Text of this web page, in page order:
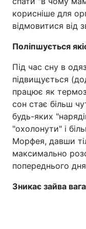
корисніше для
відмовитися від
Поліпшується
Під час сну в
підвищується
працює як
сон стає більш
будь-яких
"охолонути" і
Морфея, давши
максимально
попереднього
Зникає зайва вага